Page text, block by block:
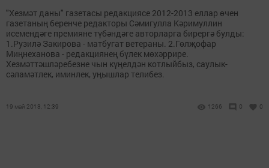
"Хезмәт даны" газетасы редакциясе 2012-2013 еллар өчен
газетаның беренче редакторы Сәмигулла Кәримуллин
исемендәге премияне түбәндәге авторларга бирергә булды:
1.Рузилә Закирова - матбугат ветераны. 2.Гөлҗофар
Миңнеханова - редакциянең бүлек мөхәррире.
Хезмәттәшләребезне чын күңелдән котлыйбыз, саулык-
сәламәтлек, иминлек, уңышлар телибез.
19 май 2013, 12:39 1266 0 0